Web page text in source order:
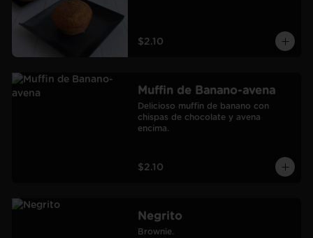
$2.10
Muffin de Banano-avena
Delicioso muffin de banano con
chispas de chocolate y avena
encima.
$2.10
Negrito
Brownie.